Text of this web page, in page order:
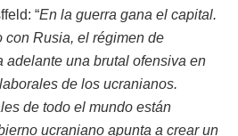
“En la guerra gana el capital.
con Rusia, el régimen de
adelante una brutal ofensiva en
de los ucranianos.
de todo el mundo están
ucraniano apunta a crear un